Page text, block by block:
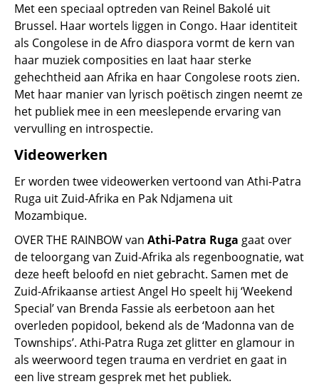
Met een speciaal optreden van Reinel Bakolé uit
Brussel. Haar wortels liggen in Congo. Haar identiteit
als Congolese in de Afro diaspora vormt de kern van
haar muziek composities en laat haar sterke
gehechtheid aan Afrika en haar Congolese roots zien.
Met haar manier van lyrisch poëtisch zingen neemt ze
het publiek mee in een meeslepende ervaring van
vervulling en introspectie.
Videowerken
Er worden twee videowerken vertoond van Athi-Patra
Ruga uit Zuid-Afrika en Pak Ndjamena uit
Mozambique.
OVER THE RAINBOW van Athi-Patra Ruga gaat over
de teloorgang van Zuid-Afrika als regenboognatie, wat
deze heeft beloofd en niet gebracht. Samen met de
Zuid-Afrikaanse artiest Angel Ho speelt hij ‘Weekend
Special’ van Brenda Fassie als eerbetoon aan het
overleden popidool, bekend als de ‘Madonna van de
Townships’. Athi-Patra Ruga zet glitter en glamour in
als weerwoord tegen trauma en verdriet en gaat in
een live stream gesprek met het publiek.